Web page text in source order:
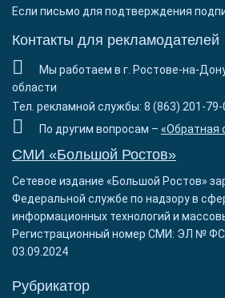
Если письмо для подтверждения
Контакты для рекламодателей
Мы работаем в г. Ростове-на-
области
Тел. рекламной службы: 8 (863) 201-79-
По другим вопросам – «Обратная
СМИ «Большой Ростов»
Сетевое издание «Большой Ростов»
Федеральной службе по надзору в
информационных технологий и
Регистрационный номер СМИ: ЭЛ №
03.09.2024
Рубрикатор